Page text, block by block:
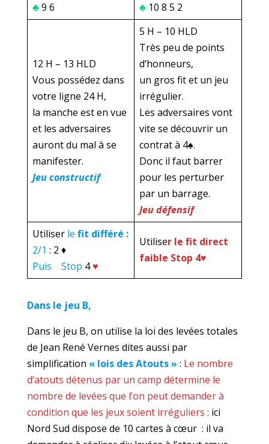
♣ 9 6
♣ 10 8 5 2
12 H – 13 HLD
Vous possédez dans
votre ligne 24 H,
la manche est en vue
et les adversaires
auront du mal à se
manifester.
Jeu constructif
5 H – 10 HLD
Très peu de points
d’honneurs,
un gros fit et un jeu
irrégulier.
Les adversaires vont
vite se découvrir un
contrat à 4♠.
Donc il faut barrer
pour les perturber
par un barrage.
Jeu défensif
Utiliserle fit différé :
2/1 : 2 ♦
Puis Stop 4♥
Utiliser le fit direct
faible Stop 4♥
Dans le jeu B,
Dans le jeu B, on utilise la loi des levées totales
de Jean René Vernes dites aussi par
simplification « lois des Atouts » : Le nombre
d’atouts détenus par un camp détermine le
nombre de levées que l’on peut demander à
condition que les jeux soient irréguliers : ici
Nord Sud dispose de 10 cartes à cœur : il va